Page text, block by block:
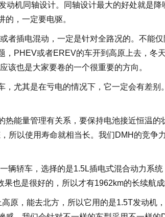
机同轴设计。同轴设计最大的好处就是降
，一定要电驱。
插电混动，一定是针对全路况的。不能仅
PHEV或者EREV的车开到高原上去，冬
该也是大家要卷的一个很重要的方向。
尤其是在亏电的情况下，它一定会有差别
能量管理有关系，要保持电池接近恒温的
所以使用寿命就相当长。我们DMH的竞争
轿车，选择的是1.5L插电式混合动力系统
也是很好的，所以才有1962km的长续航成
，能去北方，所以它用的是1.5T发动机